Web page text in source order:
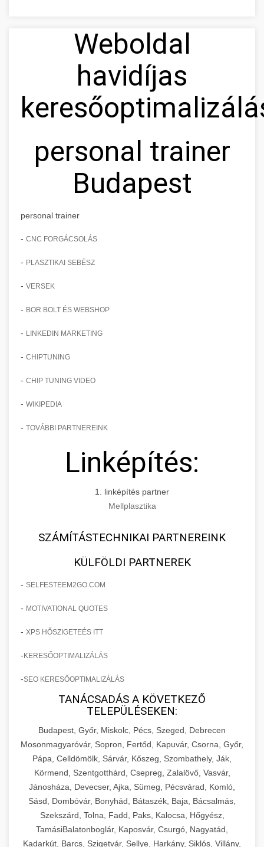
Weboldal
havidíjas
personal trainer
Budapest
personal trainer
- CNC FORGÁCSOLÁS
- PLASZTIKAI SEBÉSZ
- VERSEK
- BOR BOLT ÉS WEBSHOP
- LINKEDIN MARKETING
- CHIPTUNING
- CHIP TUNING VIDEO
- WIKIPEDIA
- TOVÁBBI PARTNEREINK
Linképítés:
1. linképítés partner
Mellplasztika
SZÁMÍTÁSTECHNIKAI PARTNEREINK
KÜLFÖLDI PARTNEREK
- SELFESTEEM2GO.COM
- MOTIVATIONAL QUOTES
- XPS HŐSZIGETEÉS ITT
- KERESŐOPTIMALIZÁLÁS
-SEO KERESŐOPTIMALIZÁLÁS
TANÁCSADÁS A KÖVETKEZŐ
TELEPÜLÉSEKEN:
Budapest, Győr, Miskolc, Pécs, Szeged, Debrecen
Mosonmagyaróvár, Sopron, Fertőd, Kapuvár, Csorna, Győr,
Pápa, Celldömölk, Sárvár, Kőszeg, Szombathely, Ják,
Körmend, Szentgotthárd, Csepreg, Zalalövő, Vasvár,
Jánosháza, Devecser, Ajka, Sümeg, Pécsvárad, Komló,
Sásd, Dombóvár, Bonyhád, Bátaszék, Baja, Bácsalmás,
Szekszárd, Tolna, Fadd, Paks, Kalocsa, Hőgyész,
TamásiBalatonboglár, Kaposvár, Csurgó, Nagyatád,
Kadarkút, Barcs, Szigetvár, Sellye, Harkány, Siklós, Villány,